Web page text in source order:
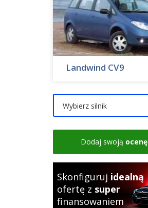
Landwind CV9
Wybierz silnik
Dodaj swoją ocenę
Skonfiguruj idealną
ofertę z super
finansowaniem